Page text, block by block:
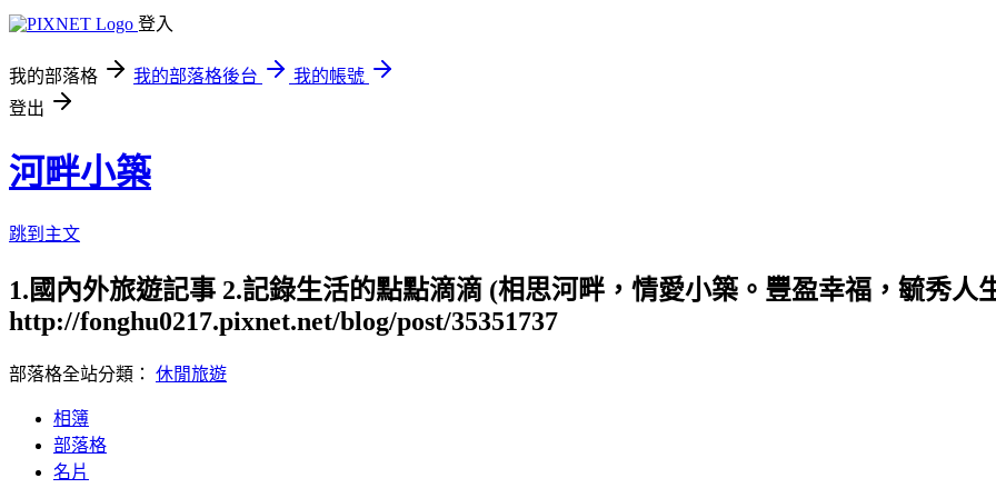
登入
我的部落格 我的部落格後台
我的帳號
登出
河畔小築
跳到主文
1.國內外旅遊記事 2.記錄生活的點點滴滴 (相思河畔，情愛小築。豐盈幸福，毓秀人
http://fonghu0217.pixnet.net/blog/post/35351737
部落格全站分類： 休閒旅遊
相簿
部落格
名片